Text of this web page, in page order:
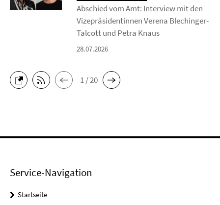
Abschied vom Amt: Interview mit den
Vizepräsidentinnen Verena Blechinger-
Talcott und Petra Knaus
28.07.2026
1 / 20
Service-Navigation
Startseite